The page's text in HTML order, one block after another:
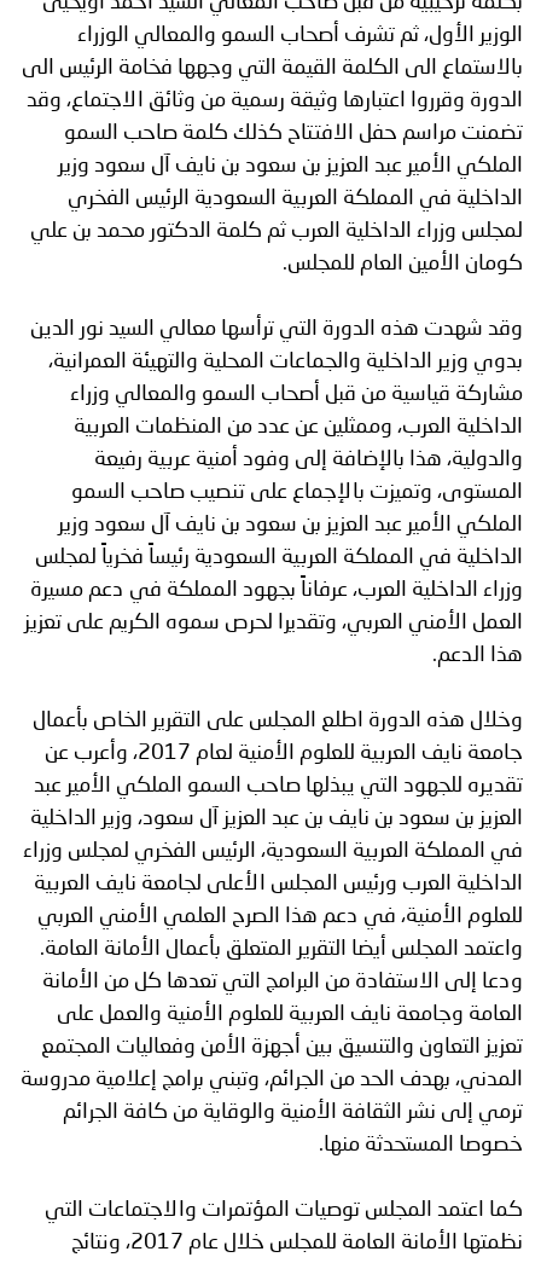
الوزير الأول، ثم تشرف أصحاب السمو والمعالي الوزراء
بالاستماع الى الكلمة القيمة التي وجهها فخامة الرئيس الى
الدورة وقرروا اعتبارها وثيقة رسمية من وثائق الاجتماع، وقد
تضمنت مراسم حفل الافتتاح كذلك كلمة صاحب السمو
الملكي الأمير عبد العزيز بن سعود بن نايف آل سعود وزير
الداخلية في المملكة العربية السعودية الرئيس الفخري
لمجلس وزراء الداخلية العرب ثم كلمة الدكتور محمد بن علي
كومان الأمين العام للمجلس.
وقد شهدت هذه الدورة التي ترأسها معالي السيد نور الدين
بدوي وزير الداخلية والجماعات المحلية والتهيئة العمرانية،
مشاركة قياسية من قبل أصحاب السمو والمعالي وزراء
الداخلية العرب، وممثلين عن عدد من المنظمات العربية
والدولية، هذا بالإضافة إلى وفود أمنية عربية رفيعة
المستوى، وتميزت بالإجماع على تنصيب صاحب السمو
الملكي الأمير عبد العزيز بن سعود بن نايف آل سعود وزير
الداخلية في المملكة العربية السعودية رئيساً فخرياً لمجلس
وزراء الداخلية العرب، عرفاناً بجهود المملكة في دعم مسيرة
العمل الأمني العربي، وتقديرا لحرص سموه الكريم على تعزيز
هذا الدعم.
وخلال هذه الدورة اطلع المجلس على التقرير الخاص بأعمال
جامعة نايف العربية للعلوم الأمنية لعام 2017، وأعرب عن
تقديره للجهود التي يبذلها صاحب السمو الملكي الأمير عبد
العزيز بن سعود بن نايف بن عبد العزيز آل سعود، وزير الداخلية
في المملكة العربية السعودية، الرئيس الفخري لمجلس وزراء
الداخلية العرب ورئيس المجلس الأعلى لجامعة نايف العربية
للعلوم الأمنية، في دعم هذا الصرح العلمي الأمني العربي
واعتمد المجلس أيضا التقرير المتعلق بأعمال الأمانة العامة.
ودعا إلى الاستفادة من البرامج التي تعدها كل من الأمانة
العامة وجامعة نايف العربية للعلوم الأمنية والعمل على
تعزيز التعاون والتنسيق بين أجهزة الأمن وفعاليات المجتمع
المدني، بهدف الحد من الجرائم، وتبني برامج إعلامية مدروسة
ترمي إلى نشر الثقافة الأمنية والوقاية من كافة الجرائم
خصوصا المستحدثة منها.
كما اعتمد المجلس توصيات المؤتمرات والاجتماعات التي
نظمتها الأمانة العامة للمجلس خلال عام 2017، ونتائج